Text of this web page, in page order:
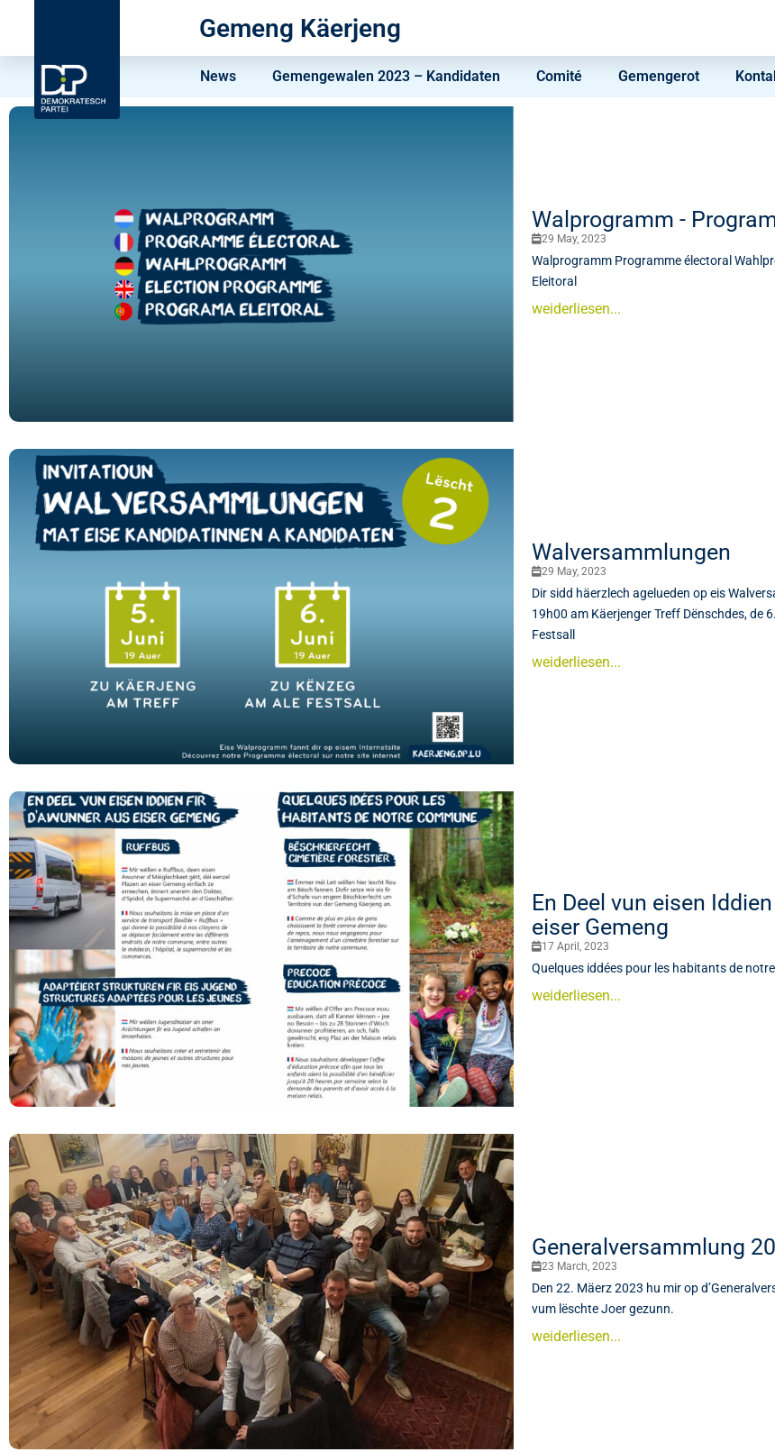
Gemeng Käerjeng
News Gemengewalen 2023 – Kandidaten Comité Gemengerot
Walprogramm -
29 May, 2023
Walprogramm Programme électoral
Eleitoral
weiderliesen...
Walversammlungen
29 May, 2023
Dir sidd häerzlech agelueden op eis
19h00 am Käerjenger Treff Dënschdes, de
Festsall
weiderliesen...
En Deel vun eisen
eiser Gemeng
17 April, 2023
Quelques iddées pour les habitants de
weiderliesen...
Generalversammlung
23 March, 2023
Den 22. Mäerz 2023 hu mir op
vum lëschte Joer gezunn.
weiderliesen...